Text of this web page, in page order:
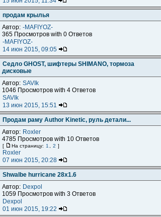
продам крылья
Автор: -MAFIYOZ-
365 Просмотров with 0 Ответов
-MAFIYOZ-
14 июн 2015, 09:05
Седло GHOST, шифтеры SHIMANO, тормоза
дисковые
Автор: SAVIk
1046 Просмотров with 4 Ответов
SAVIk
13 июн 2015, 15:51
Продам раму Author Kinetic, руль детали...
Автор: Roxler
4785 Просмотров with 10 Ответов
[ На страницу: 1 2 ]
Roxler
07 июн 2015, 20:28
Shwalbe hurricane 28x1.6
Автор: Dexpol
1059 Просмотров with 3 Ответов
Dexpol
01 июн 2015, 19:22